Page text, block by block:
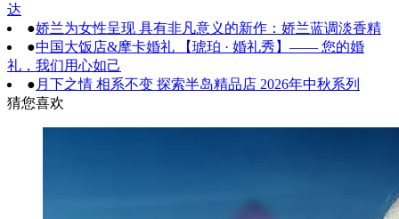
达
●娇兰为女性呈现 具有非凡意义的新作：娇兰蓝调淡香精
●中国大饭店&摩卡婚礼 【琥珀 · 婚礼秀】—— 您的婚
礼，我们用心如己
● 月下之情 相系不变 探索半岛精品店 2026年中秋系列
猜您喜欢